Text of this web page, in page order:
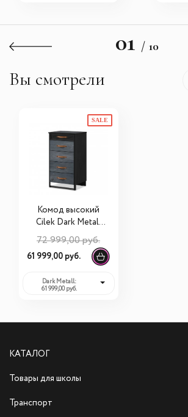
01 / 10
Вы смотрели
SALE
Комод высокий
Cilek Dark Metall
72 999,00 руб.
61 999,00 руб.
Dark Metall:
61 999,00 руб.
КАТАЛОГ
Товары для школы
Транспорт